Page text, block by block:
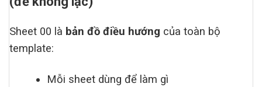
Sheet 00 là bản đồ điều hướng của toàn bộ
template:
Mỗi sheet dùng để làm gì